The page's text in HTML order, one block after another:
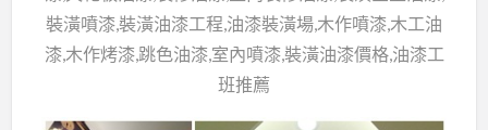
裝潢噴漆,裝潢油漆工程,油漆裝潢場,木作噴漆,木工油
漆,木作烤漆,跳色油漆,室內噴漆,裝潢油漆價格,油漆工
班推薦